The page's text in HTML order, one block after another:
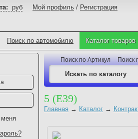
руб Мой профиль / Регистрация
Поиск по автомобилю Каталог товаров
Поиск по Артикул Поиск
5 (E39)
Главная → Каталог →